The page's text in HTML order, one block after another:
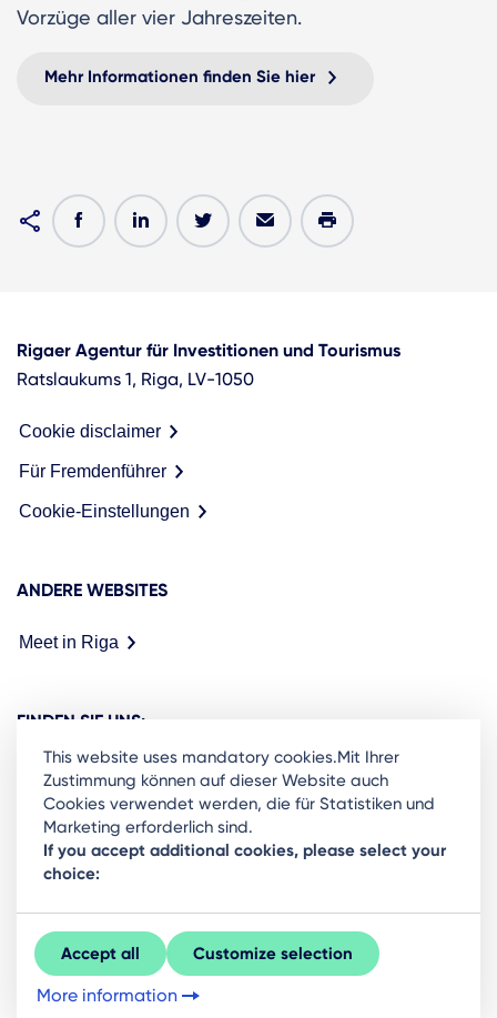
Vorzüge aller vier Jahreszeiten.
Mehr Informationen finden Sie hier
Rigaer Agentur für Investitionen und Tourismus
Ratslaukums 1, Riga, LV-1050
Cookie disclaimer
Für Fremdenführer
Cookie-Einstellungen
ANDERE WEBSITES
Meet in Riga
FINDEN SIE UNS:
Ready to stay in the loop on Rigas business
community? Subscribe to our newsletter.
Sign Up
This website uses mandatory cookies.Mit Ihrer
Zustimmung können auf dieser Website auch
Cookies verwendet werden, die für Statistiken und
Marketing erforderlich sind.
If you accept additional cookies, please select your
choice:
Accept all Customize selection
More information